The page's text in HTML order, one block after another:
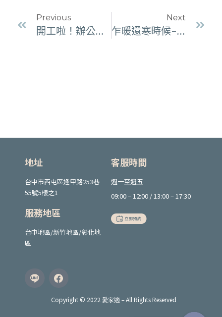
Previous
開工啦！辦公室清潔篇
Next
乍暖還寒時候-換季過敏篇
地址
台中市西屯區逢甲路253巷
55號5樓之1
服務地區
台中地區/新竹地區/彰化地
區
客服時間
週一至週五
09:00 – 12:00 / 13:00 – 17:30
Copyright © 2022 愛家適 – All Rights Reserved